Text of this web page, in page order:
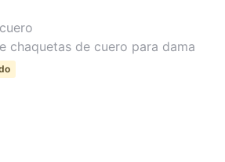
chaquetas de cuero para dama